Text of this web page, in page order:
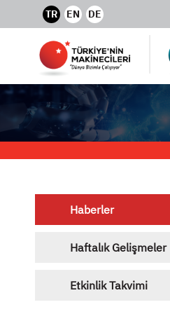
TR EN DE
Haberler
Haftalık Gelişmeler
Etkinlik Takvimi